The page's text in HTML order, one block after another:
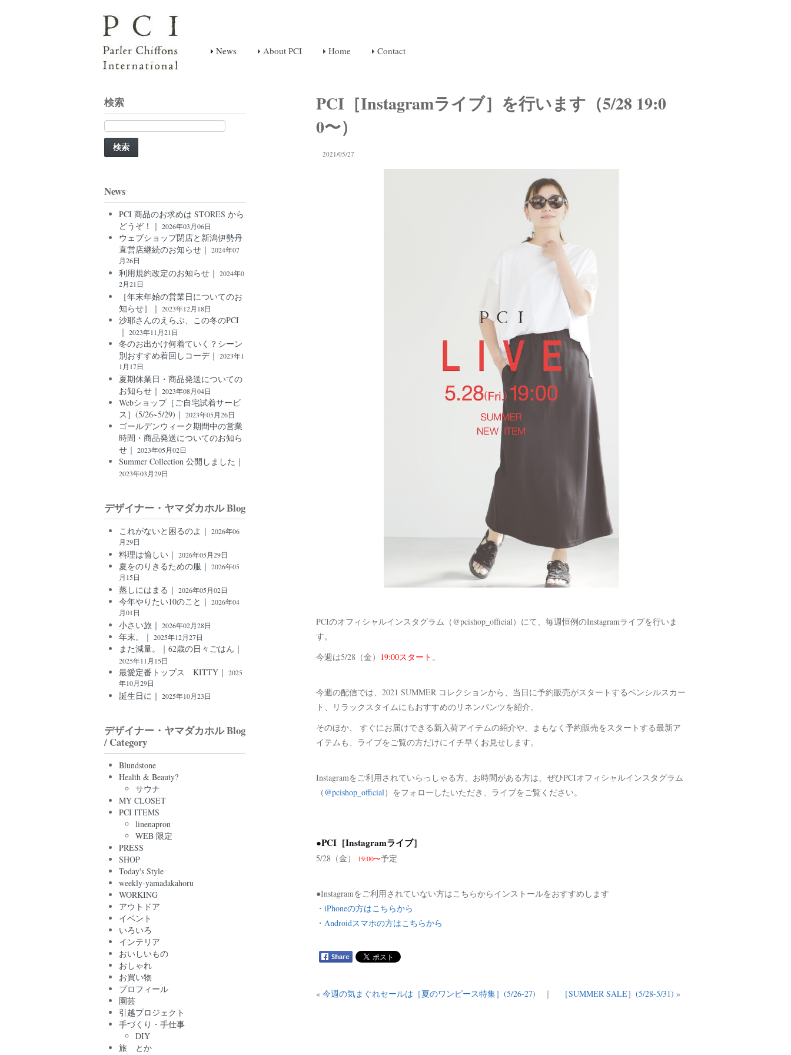
News About PCI Home Contact
PCI［Instagramライブ］を行います（5/28 19:0
0〜）
2021/05/27
PCIのオフィシャルインスタグラム（@pcishop_official）にて、毎週恒例のInstagramライブを行いま
す。
今週は5/28（金） 19:00スタート 。
今週の配信では、2021 SUMMER コレクションから、当日に予約販売がスタートするペンシルスカー
ト、リラックスタイムにもおすすめのリネンパンツを紹介。
そのほか、 すぐにお届けできる新入荷アイテムの紹介や、まもなく予約販売をスタートする最新ア
イテムも、ライブをご覧の方だけにイチ早くお見せします。
Instagramをご利用されていらっしゃる方、お時間がある方は、ぜひPCIオフィシャルインスタグラム
（@pcishop_official）をフォローしたいただき、ライブをご覧ください。
●PCI［Instagramライブ］
5/28（金） 19:00〜予定
●Instagramをご利用されていない方はこちらからインストールをおすすめします
・ iPhoneの方はこちらから
・ Androidスマホの方はこちらから
« 今週の気まぐれセールは［夏のワンピース特集］(5/26-27) ｜ ［SUMMER SALE］(5/28-5/31) »
検索
検
索:
News
PCI 商品のお求めは STORES から
どうぞ！｜ 2026年03月06日
ウェブショップ閉店と新潟伊勢丹
直営店継続のお知らせ｜ 2024年07
月26日
利用規約改定のお知らせ｜ 2024年0
2月21日
［年末年始の営業日についてのお
知らせ］｜ 2023年12月18日
沙耶さんのえらぶ、この冬のPCI
｜ 2023年11月21日
冬のお出かけ何着ていく？シーン
別おすすめ着回しコーデ｜ 2023年1
1月17日
夏期休業日・商品発送についての
お知らせ｜ 2023年08月04日
Webショップ［ご自宅試着サービ
ス］(5/26~5/29)｜ 2023年05月26日
ゴールデンウィーク期間中の営業
時間・商品発送についてのお知ら
せ｜ 2023年05月02日
Summer Collection 公開しました｜
2023年03月29日
デザイナー・ヤマダカホル Blog
これがないと困るのよ｜ 2026年06
月29日
料理は愉しい｜ 2026年05月29日
夏をのりきるための服｜ 2026年05
月15日
蒸しにはまる｜ 2026年05月02日
今年やりたい10のこと｜ 2026年04
月01日
小さい旅｜ 2026年02月28日
年末。｜ 2025年12月27日
また減量。｜62歳の日々ごはん｜
2025年11月15日
最愛定番トップス KITTY｜ 2025
年10月29日
誕生日に｜ 2025年10月23日
デザイナー・ヤマダカホル Blog
/ Category
Blundstone
Health & Beauty?
サウナ
MY CLOSET
PCI ITEMS
linenapron
WEB 限定
PRESS
SHOP
Today's Style
weekly-yamadakahoru
WORKING
アウトドア
イベント
いろいろ
インテリア
おいしいもの
おしゃれ
お買い物
プロフィール
園芸
引越プロジェクト
手づくり・手仕事
DIY
旅 とか